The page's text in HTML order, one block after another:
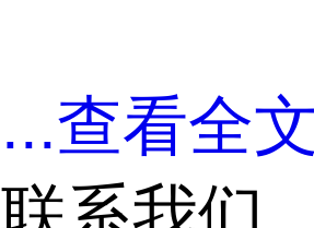
...查看全